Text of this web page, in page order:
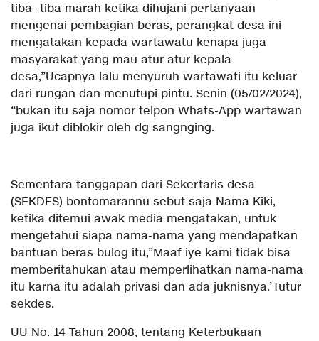
tiba -tiba marah ketika dihujani pertanyaan
mengenai pembagian beras, perangkat desa ini
mengatakan kepada wartawatu kenapa juga
masyarakat yang mau atur atur kepala
desa,”Ucapnya lalu menyuruh wartawati itu keluar
dari rungan dan menutupi pintu. Senin (05/02/2024),
“bukan itu saja nomor telpon Whats-App wartawan
juga ikut diblokir oleh dg sangnging.
Sementara tanggapan dari Sekertaris desa
(SEKDES) bontomarannu sebut saja Nama Kiki,
ketika ditemui awak media mengatakan, untuk
mengetahui siapa nama-nama yang mendapatkan
bantuan beras bulog itu,”Maaf iye kami tidak bisa
memberitahukan atau memperlihatkan nama-nama
itu karna itu adalah privasi dan ada juknisnya.’Tutur
sekdes.
UU No. 14 Tahun 2008, tentang Keterbukaan